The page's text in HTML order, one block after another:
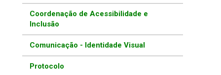
Coordenação de Acessibilidade e
Inclusão
Comunicação - Identidade Visual
Protocolo